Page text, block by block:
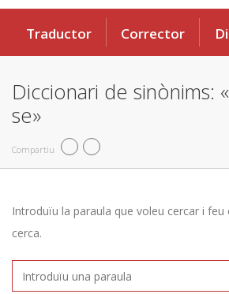
Traductor Corrector
Diccionari de sinònims:
se»
Compartiu
Introduïu la paraula que voleu cercar i feu
cerca.